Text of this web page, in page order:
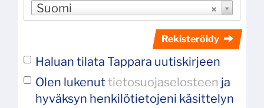
Suomi
Rekisteröidy
Haluan tilata Tappara uutiskirjeen
Olen lukenut tietosuojaselosteen ja
hyväksyn henkilötietojeni käsittelyn